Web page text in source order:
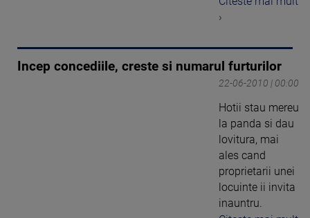
›
Incep concediile, creste si numarul furturilor
22-06-2010 | 00:00
Hotii stau mereu
la panda si dau
lovitura, mai
ales cand
proprietarii unei
locuinte ii invita
inauntru.